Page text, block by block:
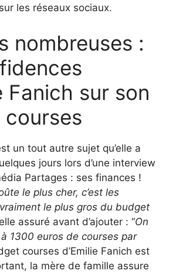
les réseaux sociaux.
nombreuses :
Fanich sur son
un tout autre sujet qu’elle a
jours lors d’une interview
Partages : ses finances !
le plus cher, c’est les
le plus gros du budget
assuré avant d’ajouter : “On
1300 euros de courses par
courses d’Emilie Fanich est
la mère de famille assure